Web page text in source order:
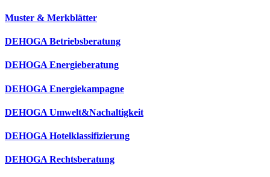
Muster & Merkblätter
DEHOGA Betriebsberatung
DEHOGA Energieberatung
DEHOGA Energiekampagne
DEHOGA Umwelt&Nachaltigkeit
DEHOGA Hotelklassifizierung
DEHOGA Rechtsberatung